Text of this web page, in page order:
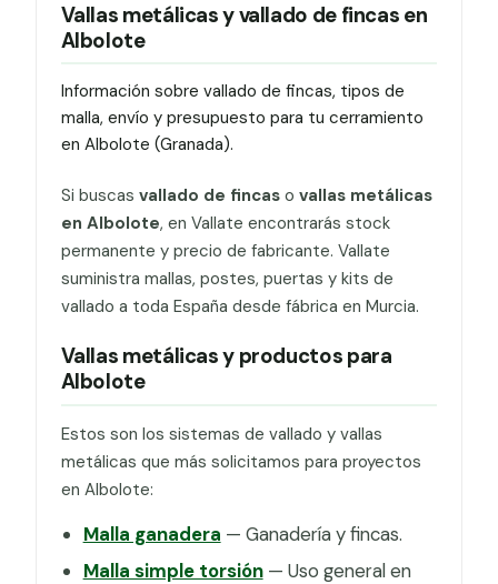
Vallas metálicas y vallado de fincas en
Albolote
Información sobre vallado de fincas, tipos de
malla, envío y presupuesto para tu cerramiento
en Albolote (Granada).
Si buscas vallado de fincaso vallas metálicas
en Albolote, en Vallate encontrarás stock
permanente y precio de fabricante. Vallate
suministra mallas, postes, puertas y kits de
vallado a toda España desde fábrica en Murcia.
Vallas metálicas y productos para
Albolote
Estos son los sistemas de vallado y vallas
metálicas que más solicitamos para proyectos
en Albolote:
Malla ganadera — Ganadería y fincas.
Malla simple torsión— Uso general en